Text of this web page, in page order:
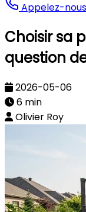
Appelez-nous
Choisir sa
question
2026-05-06
6 min
Olivier Roy